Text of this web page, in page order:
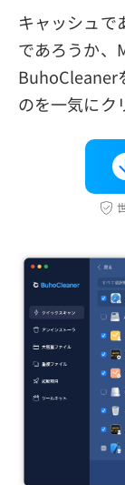
キャッシュで
であろうか、
BuhoCleaner
のを一気にク